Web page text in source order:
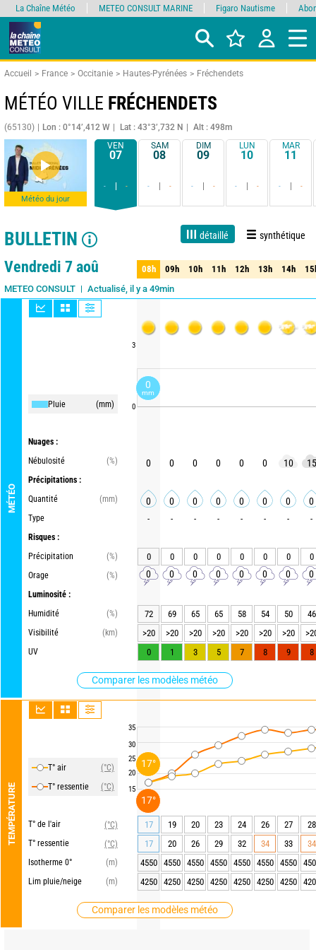
Accueil France Occitanie Hautes-Pyrénées Fréchendets
MÉTÉO VILLE FRÉCHENDETS
(65130) Lon : 0°14’,412 W Lat : 43°3’,732 N Alt : 498m
Météo du jour
VEN
07
- -
SAM
08
- -
DIM
09
- -
LUN
10
- -
MAR
11
- -
BULLETIN détaillé synthétique
Live 1 jour 3 jours 15 jours Fiabilité 80%
Vendredi 7 aoû
METEO CONSULT Actualisé, il y a 49min
Mise à jour dans 2h
MÉTÉO
Pluie (mm)
Nuages :
Nébulosité
(%)
Précipitations :
Quantité
(mm)
Type
Risques :
Précipitation
(%)
Orage
(%)
Luminosité :
Humidité
(%)
Visibilité
(km)
UV
Comparer les modèles météo
TEMPÉRATURE
T° air
(°C)
T° ressentie
(°C)
T° de l'air
(°C)
T° ressentie
(°C)
Isotherme 0°
(m)
Lim pluie/neige
(m)
Comparer les modèles météo
3
0
35
30
25
20
15
08h 09h 10h 11h 12h 13h 14h
08h 09h 10h 11h 12h 13h 14h
0 0 0 0 0 0 10 15
0 0 0 0 0 0 0 0
- - - - - - - -
0 0 0 0 0 0 0 0
0 0 0 0 0 0 0 0
72 69 65 65 58 54 50
46
>20
>20 >20 >20 >20 >20 >20
0
1 3 5 7 8 9 8
17 19 20 23 24 26 27
28
17
20 26 29 32 34 33
34
4550
4550 4550 4550 4550 4550 4550
4250
4250 4250 4250 4250 4250 4250
La Chaîne Météo METEO CONSULT MARINE Figaro Nautisme
0
mm
17°
17°